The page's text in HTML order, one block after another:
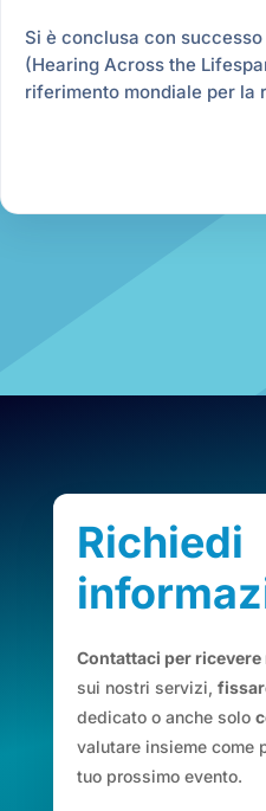
Si è conclusa con successo
(Hearing Across the
riferimento mondiale per la
Richiedi
Contattaci per
sui nostri servizi,
dedicato o anche solo
valutare insieme come
tuo prossimo evento.